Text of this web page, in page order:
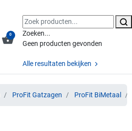
shopping_basket
0
Zoeken...
Geen producten gevonden
Alle resultaten bekijken
ProFit Gatzagen ProFit BiMetaal